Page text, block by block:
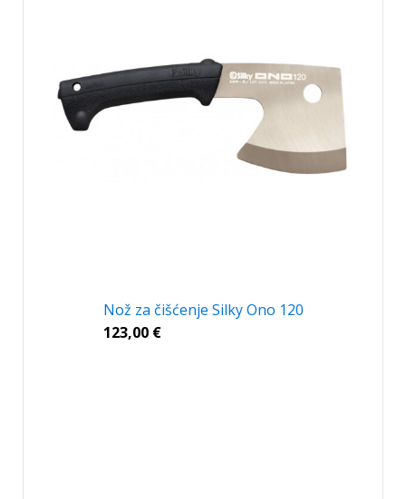
Nož za čišćenje Silky Ono 120
123,00 €